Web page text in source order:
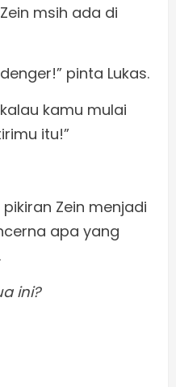
msih ada di
pinta Lukas.
kamu mulai
itu!”
Zein menjadi
apa yang
ini?